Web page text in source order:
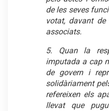
de les seves
votat, davant de
associats.
5. Quan la
imputada a cap
de govern i
solidàriament
refereixen els
llevat que